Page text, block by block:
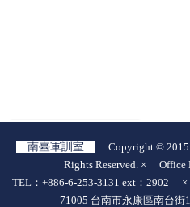
:::
南臺軍訓室
Copyright © 2015
Rights Reserved. × Office
TEL：+886-6-253-3131 ext：
71005 台南市永康區南台街